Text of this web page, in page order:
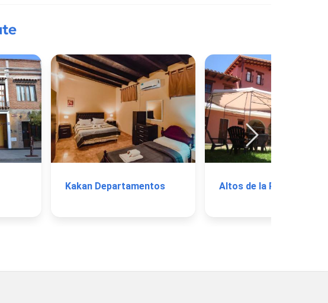
Kakan Departamentos Altos de la Pacha